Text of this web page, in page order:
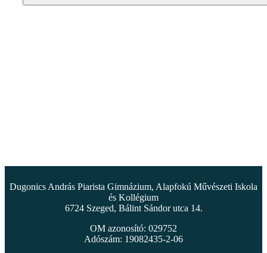
Dugonics András Piarista Gimnázium, Alapfokú Művészeti Iskola
és Kollégium
6724 Szeged, Bálint Sándor utca 14.
OM azonosító: 029752
Adószám: 19082435-2-06